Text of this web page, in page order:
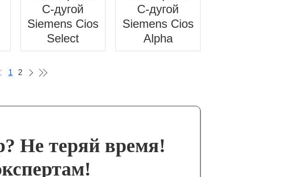
C-дугой
Siemens Cios
Select
C-дугой
Siemens Cios
Alpha
1 2
Не теряй время!